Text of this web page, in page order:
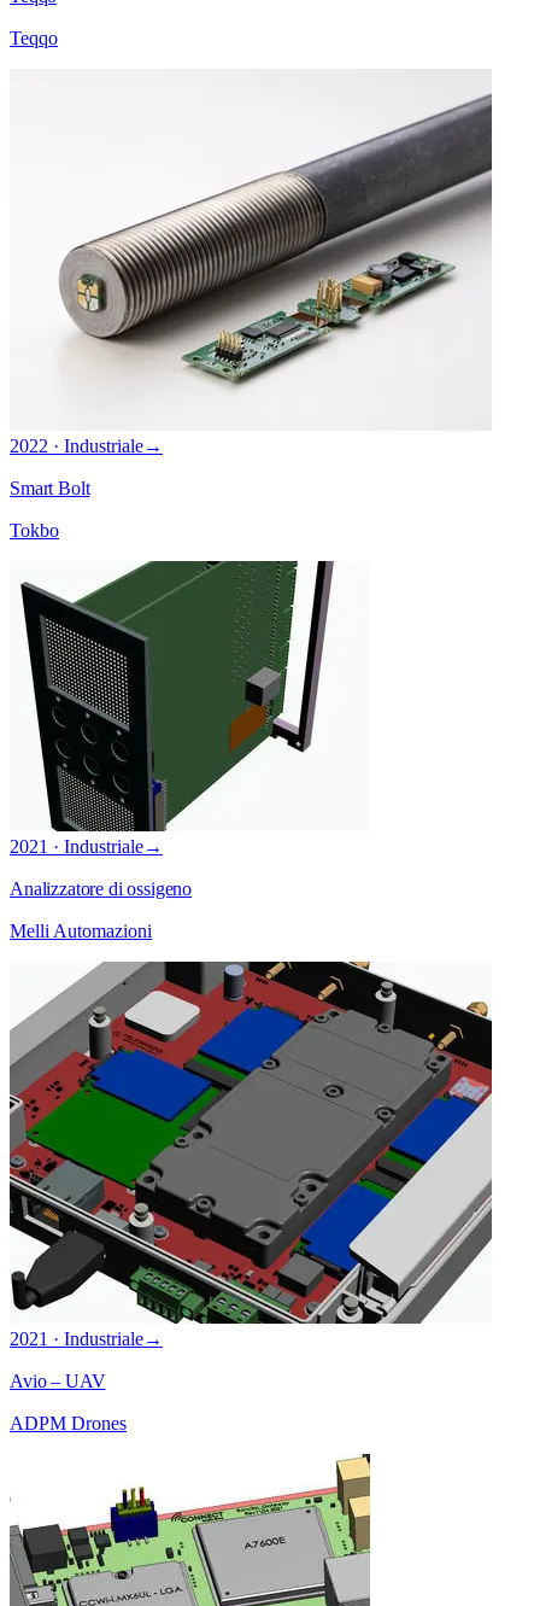
Teqqo
2022 · Industriale→
Smart Bolt
Tokbo
2021 · Industriale→
Analizzatore di ossigeno
Melli Automazioni
2021 · Industriale→
Avio – UAV
ADPM Drones